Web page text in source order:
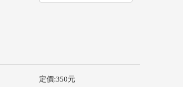
定價:350元